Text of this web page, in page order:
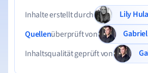
Inhalte erstellt durch
Lily
Quellenüberprüft von
Inhaltsqualität geprüft von